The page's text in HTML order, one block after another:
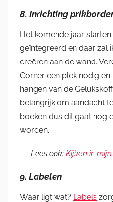
8. Inrichting
Het komende jaar
geïntegreerd en daar zal
creëren aan de wand.
Corner een plek nodig
hangen van de
belangrijk om aandacht
boeken dus dit gaat nog
worden.
Lees ook: Kijken in
9. Labelen
Waar ligt wat? Labels